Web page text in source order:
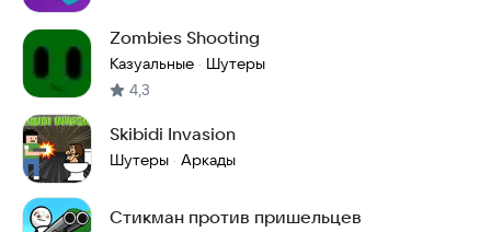
Zombies Shooting
Казуальные · Шутеры
4,3
Skibidi Invasion
Шутеры · Аркады
Стикман против пришельцев